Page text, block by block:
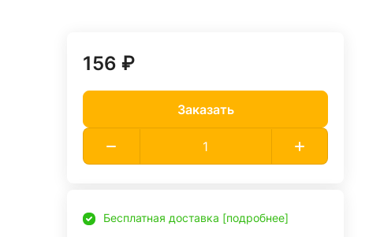
156 ₽
Заказать
Бесплатная доставка [подробнее]